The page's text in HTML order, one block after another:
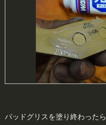
パッドグリスを塗り終わったら